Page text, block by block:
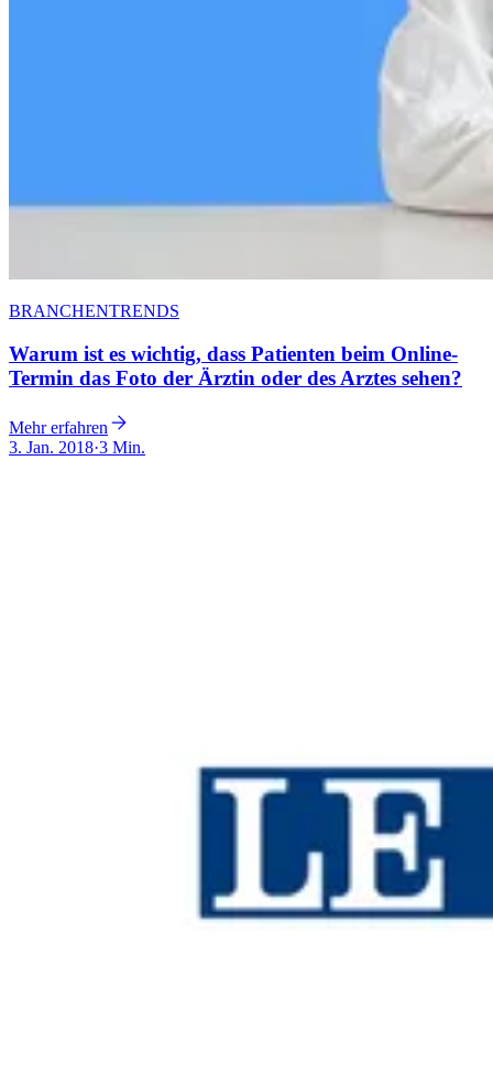
BRANCHENTRENDS
Warum ist es wichtig, dass Patienten beim Online-
Termin das Foto der Ärztin oder des Arztes sehen?
Mehr erfahren
3. Jan. 2018·3 Min.